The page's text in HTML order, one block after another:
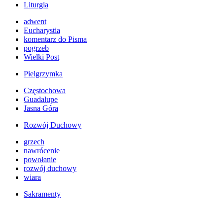
Liturgia
adwent
Eucharystia
komentarz do Pisma
pogrzeb
Wielki Post
Pielgrzymka
Częstochowa
Guadalupe
Jasna Góra
Rozwój Duchowy
grzech
nawrócenie
powołanie
rozwój duchowy
wiara
Sakramenty